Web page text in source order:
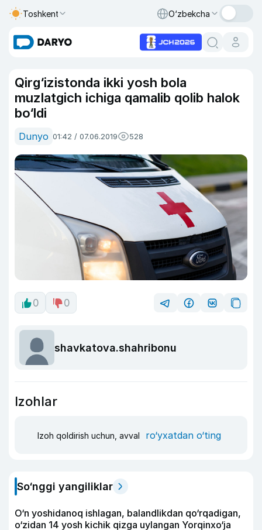
Toshkent O‘zbekcha
Qirg‘izistonda ikki yosh bola
muzlatgich ichiga qamalib qolib halok
bo‘ldi
Dunyo 01:42 / 07.06.2019 528
0 0
shavkatova.shahribonu
Izohlar
Izoh qoldirish uchun, avval ro‘yxatdan o‘ting
So‘nggi yangiliklar
O‘n yoshidanoq ishlagan, balandlikdan qo‘rqadigan,
o‘zidan 14 yosh kichik qizga uylangan Yorqinxo‘ja